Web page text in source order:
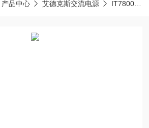
在线留言
产品中心 艾德克斯交流电源 IT7800大功率交流电源